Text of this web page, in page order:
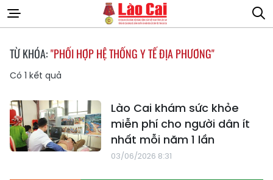
TỪ KHÓA:"PHỐI HỢP HỆ THỐNG Y TẾ ĐỊA PHƯƠNG"
Có 1 kết quả
Lào Cai khám sức khỏe
miễn phí cho người dân ít
nhất mỗi năm 1 lần
03/06/2026 8:31